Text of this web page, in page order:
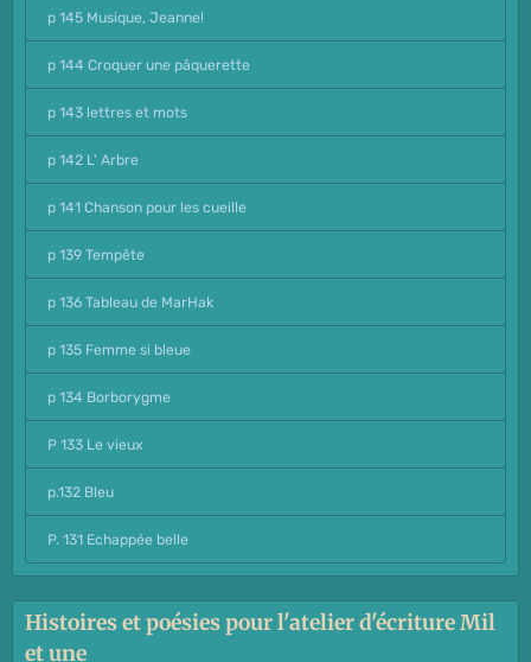
p 145 Musique, Jeanne!
p 144 Croquer une pâquerette
p 143 lettres et mots
p 142 L' Arbre
p 141 Chanson pour les cueille
p 139 Tempête
p 136 Tableau de MarHak
p 135 Femme si bleue
p 134 Borborygme
P 133 Le vieux
p.132 Bleu
P. 131 Echappée belle
Histoires et poésies pour l'atelier d'écriture Mil
et une